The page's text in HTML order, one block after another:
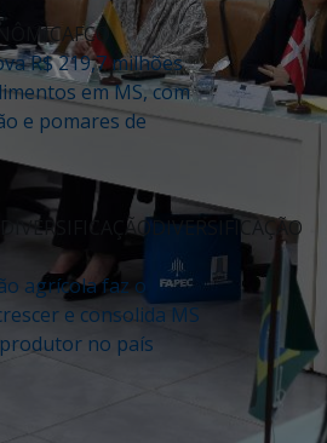
FCO
R$ 219,7 milhões
em MS, com
e pomares de
DIVERSIFICAÇÃODIVERSIFICAÇÃO
agrícola faz o
e consolida MS
no país